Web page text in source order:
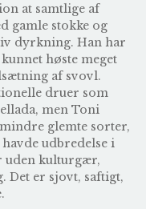
at samtlige af
gamle stokke og
dyrkning. Han har
høste meget
af svovl.
druer som
men Toni
glemte sorter,
udbredelse i
uden kulturgær,
er sjovt, saftigt,